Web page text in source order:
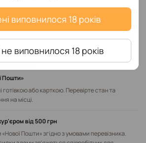
виповнилося 18 років
не виповнилося 18 років
Написати відгук
Оплата
Пошти»
готівкою або карткою. Перевірте стан та
на місці.
від 500 грн
Пошти» згідно з умовами перевізника.